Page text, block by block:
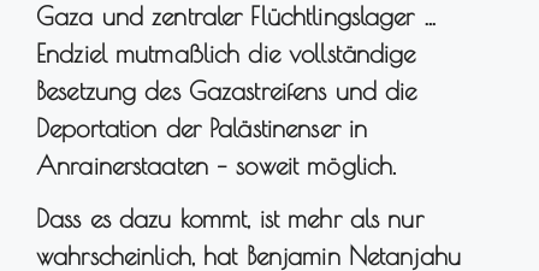
Gaza und zentraler Flüchtlingslager …
Endziel mutmaßlich die vollständige
Besetzung des Gazastreifens und die
Deportation der Palästinenser in
Anrainerstaaten – soweit möglich.
Dass es dazu kommt, ist mehr als nur
wahrscheinlich, hat Benjamin Netanjahu